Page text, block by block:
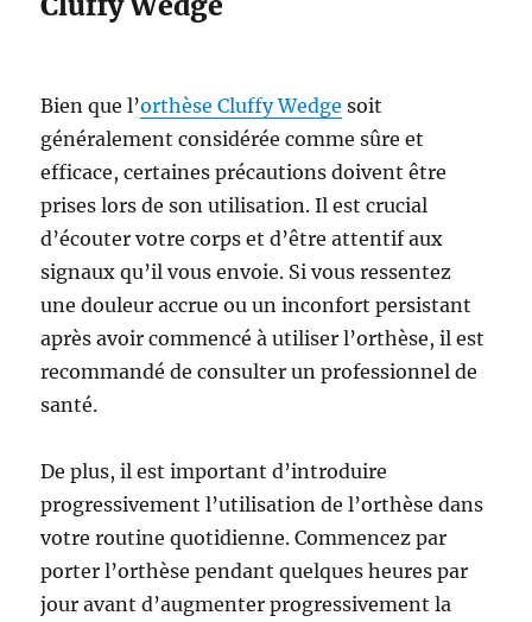
Bien que l’orthèse Cluffy Wedge soit
généralement considérée comme sûre et
efficace, certaines précautions doivent être
prises lors de son utilisation. Il est crucial
d’écouter votre corps et d’être attentif aux
signaux qu’il vous envoie. Si vous ressentez
une douleur accrue ou un inconfort persistant
après avoir commencé à utiliser l’orthèse, il est
recommandé de consulter un professionnel de
santé.
De plus, il est important d’introduire
progressivement l’utilisation de l’orthèse dans
votre routine quotidienne. Commencez par
porter l’orthèse pendant quelques heures par
jour avant d’augmenter progressivement la